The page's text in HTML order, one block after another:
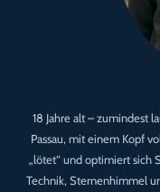
18 Jahre alt – zumindest
Passau, mit einem Kopf
„lötet“ und optimiert sich
Technik, Sternenhimmel